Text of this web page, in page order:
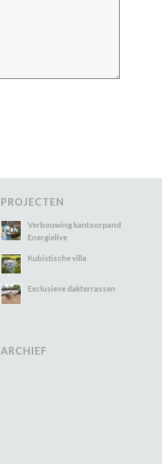
PROJECTEN
Verbouwing kantoorpand
Energielive
Kubistische villa
Exclusieve dakterrassen
ARCHIEF